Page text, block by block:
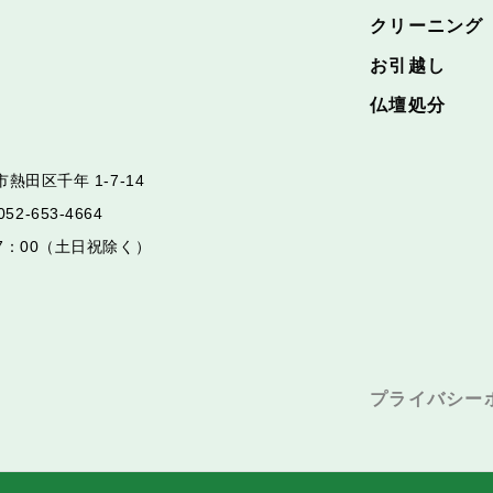
熱田区千年 1-7-14
653-4664
00（土日祝除く）
クリーニング
お引越し
仏壇処分
プライバシー